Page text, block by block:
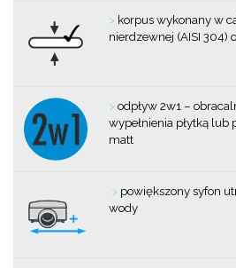
> korpus wykonany w
nierdzewnej (AISI 304)
>odpływ 2w1 –
wypełnienia płytką lub
matt
> powiększony syfon
wody